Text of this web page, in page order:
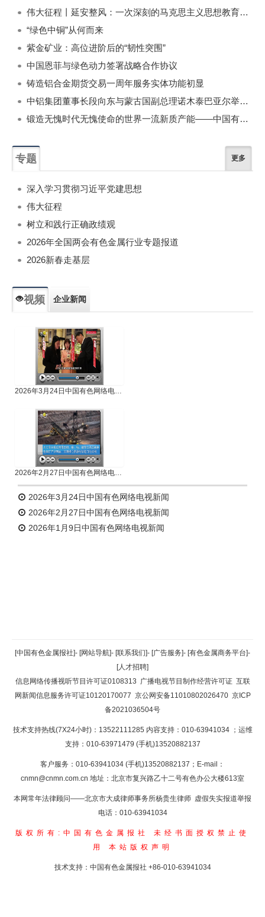
伟大征程丨延安整风：一次深刻的马克思主义思想教育运动
“绿色中铜”从何而来
紫金矿业：高位进阶后的“韧性突围”
中国恩菲与绿色动力签署战略合作协议
铸造铝合金期货交易一周年服务实体功能初显
中铝集团董事长段向东与蒙古国副总理诺木泰巴亚尔举行会谈
锻造无愧时代无愧使命的世界一流新质产能——中国有色金属工业的战略应对与破局之道（二）
专题 更多
深入学习贯彻习近平党建思想
伟大征程
树立和践行正确政绩观
2026年全国两会有色金属行业专题报道
2026新春走基层
视频 企业新闻
2026年3月24日中国有色网络电视新闻
2026年2月27日中国有色网络电视新闻
2026年3月24日中国有色网络电视新闻
2026年2月27日中国有色网络电视新闻
2026年1月9日中国有色网络电视新闻
返回顶部
返回首页
[中国有色金属报社]- [网站导航]- [联系我们]- [广告服务]- [有色金属商务平台]-
[人才招聘]
信息网络传播视听节目许可证0108313 广播电视节目制作经营许可证 互联
网新闻信息服务许可证10120170077 京公网安备11010802026470 京ICP
备2021036504号
技术支持热线(7X24小时)：13522111285 内容支持：010-63941034 ；运维
支持：010-63971479 (手机)13520882137
客户服务：010-63941034 (手机)13520882137；E-mail：
cnmn@cnmn.com.cn 地址：北京市复兴路乙十二号有色办公大楼613室
本网常年法律顾问——北京市大成律师事务所杨贵生律师 虚假失实报道举报
电话：010-63941034
版权所有:中国有色金属报社
未经书面授权禁止使
用 本站版权声明
技术支持：中国有色金属报社 +86-010-63941034